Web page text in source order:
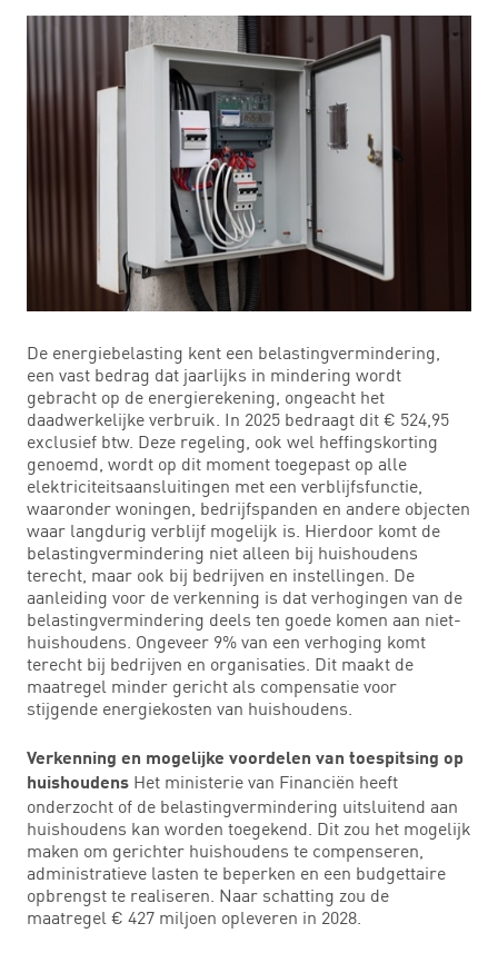
De energiebelasting kent een belastingvermindering,
een vast bedrag dat jaarlijks in mindering wordt
gebracht op de energierekening, ongeacht het
daadwerkelijke verbruik. In 2025 bedraagt dit € 524,95
exclusief btw. Deze regeling, ook wel heffingskorting
genoemd, wordt op dit moment toegepast op alle
elektriciteitsaansluitingen met een verblijfsfunctie,
waaronder woningen, bedrijfspanden en andere objecten
waar langdurig verblijf mogelijk is. Hierdoor komt de
belastingvermindering niet alleen bij huishoudens
terecht, maar ook bij bedrijven en instellingen. De
aanleiding voor de verkenning is dat verhogingen van de
belastingvermindering deels ten goede komen aan niet-
huishoudens. Ongeveer 9% van een verhoging komt
terecht bij bedrijven en organisaties. Dit maakt de
maatregel minder gericht als compensatie voor
stijgende energiekosten van huishoudens.
Verkenning en mogelijke voordelen van toespitsing op
huishoudens Het ministerie van Financiën heeft
onderzocht of de belastingvermindering uitsluitend aan
huishoudens kan worden toegekend. Dit zou het mogelijk
maken om gerichter huishoudens te compenseren,
administratieve lasten te beperken en een budgettaire
opbrengst te realiseren. Naar schatting zou de
maatregel € 427 miljoen opleveren in 2028.